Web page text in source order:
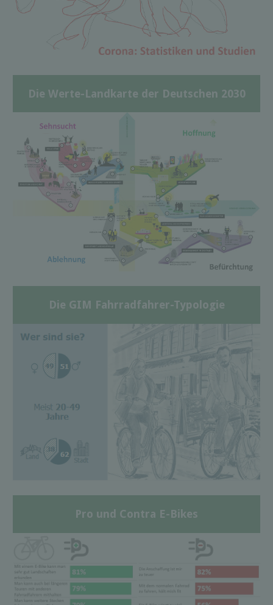
Die Werte-Landkarte der Deutschen 2030
Die GIM Fahrradfahrer-Typologie
Pro und Contra E-Bikes